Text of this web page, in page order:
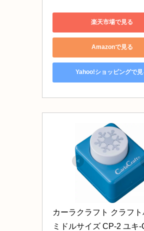
楽天市場で見る
Amazonで見る
Yahoo!ショッピングで見
カーラクラフト クラフ
ミドルサイズ CP-2 ユキ-